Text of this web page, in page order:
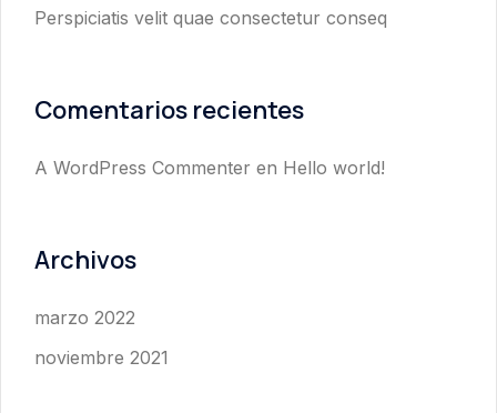
Perspiciatis velit quae consectetur conseq
Comentarios recientes
A WordPress Commenter en Hello world!
Archivos
marzo 2022
noviembre 2021